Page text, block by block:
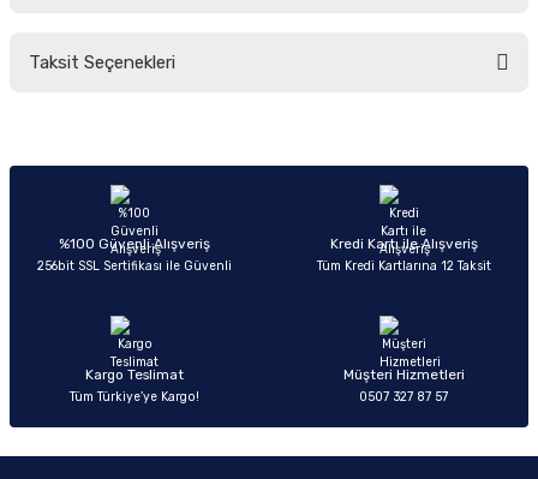
Taksit Seçenekleri
%100 Güvenli Alışveriş
256bit SSL Sertifikası ile Güvenli
Kredi Kartı ile Alışveriş
Tüm Kredi Kartlarına 12 Taksit
Kargo Teslimat
Tüm Türkiye’ye Kargo!
Müşteri Hizmetleri
0507 327 87 57